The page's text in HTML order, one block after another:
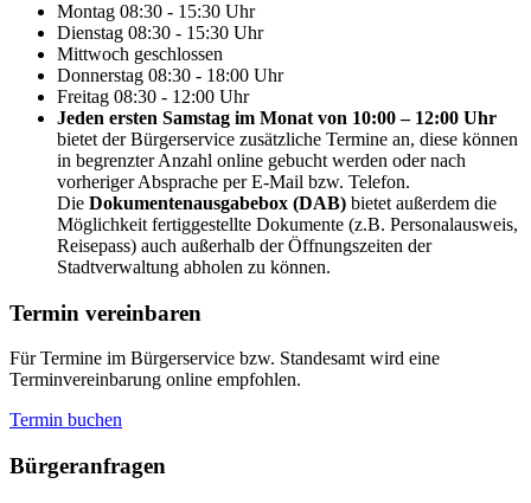
Montag 08:30 - 15:30 Uhr
Dienstag 08:30 - 15:30 Uhr
Mittwoch geschlossen
Donnerstag 08:30 - 18:00 Uhr
Freitag 08:30 - 12:00 Uhr
Jeden ersten Samstag im Monat von 10:00 – 12:00 Uhr
bietet der Bürgerservice zusätzliche Termine an, diese können
in begrenzter Anzahl online gebucht werden oder nach
vorheriger Absprache per E-Mail bzw. Telefon.
Die Dokumentenausgabebox (DAB) bietet außerdem die
Möglichkeit fertiggestellte Dokumente (z.B. Personalausweis,
Reisepass) auch außerhalb der Öffnungszeiten der
Stadtverwaltung abholen zu können.
Termin vereinbaren
Für Termine im Bürgerservice bzw. Standesamt wird eine
Terminvereinbarung online empfohlen.
Termin buchen
Bürger­anfragen